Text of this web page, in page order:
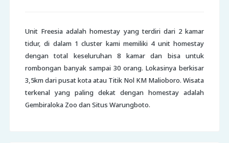
Unit Freesia adalah homestay yang terdiri dari 2 kamar
tidur, di dalam 1 cluster kami memiliki 4 unit homestay
dengan total keseluruhan 8 kamar dan bisa untuk
rombongan banyak sampai 30 orang. Lokasinya berkisar
3,5km dari pusat kota atau Titik Nol KM Malioboro. Wisata
terkenal yang paling dekat dengan homestay adalah
Gembiraloka Zoo dan Situs Warungboto.